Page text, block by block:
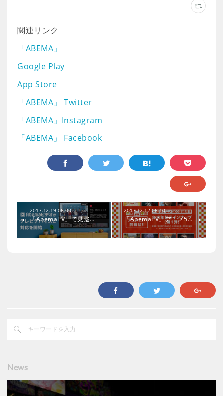
関連リンク
「ABEMA」
Google Play
App Store
「ABEMA」 Twitter
「ABEMA」Instagram
「ABEMA」 Facebook
2017.12.19 06:00
「AbemaTV」で見逃…
2017.12.12 06:10
「AbemaTV」アニメ5…
News